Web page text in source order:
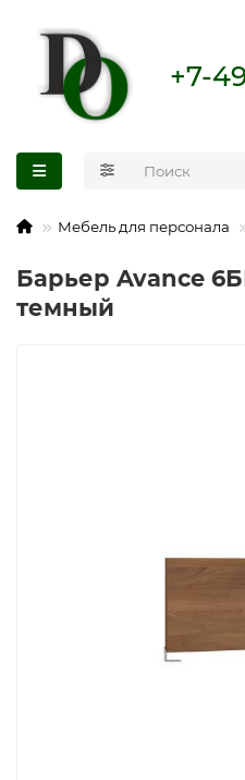
+7-
Мебель для персонала
Барьер Avance
темный